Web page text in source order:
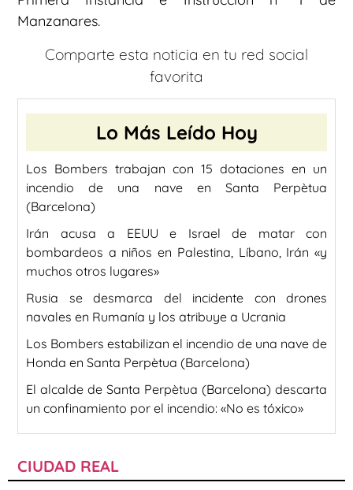
Manzanares.
Comparte esta noticia en tu red social
favorita
Lo Más Leído Hoy
Los Bombers trabajan con 15 dotaciones en un
incendio de una nave en Santa Perpètua
(Barcelona)
Irán acusa a EEUU e Israel de matar con
bombardeos a niños en Palestina, Líbano, Irán «y
muchos otros lugares»
Rusia se desmarca del incidente con drones
navales en Rumanía y los atribuye a Ucrania
Los Bombers estabilizan el incendio de una nave de
Honda en Santa Perpètua (Barcelona)
El alcalde de Santa Perpètua (Barcelona) descarta
un confinamiento por el incendio: «No es tóxico»
CIUDAD REAL